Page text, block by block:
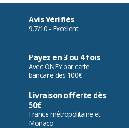
Avis Vérifiés
9,7/10 - Excellent
Payez en 3 ou 4 fois
Avec ONEY par carte
bancaire dès 100€
Livraison offerte dès
50€
France métropolitaine et
Monaco